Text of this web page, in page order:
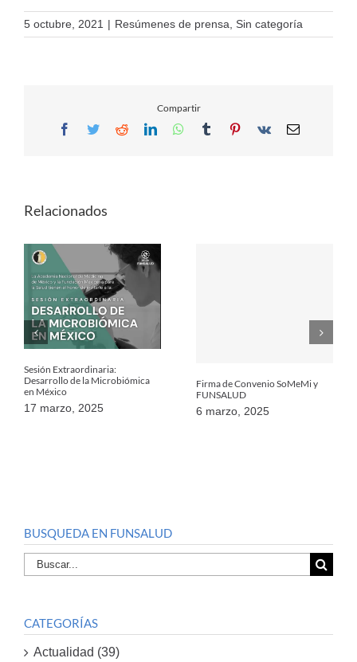
5 octubre, 2021 | Resúmenes de prensa, Sin categoría
Compartir
Facebook
TwitterRedditLinkedInWhatsApp
TumblrPinterest
Vk Email
Relacionados
Sesión Extraordinaria:
Desarrollo de la Microbiómica
en México
17 marzo, 2025
Firma de Convenio SoMeMi y
FUNSALUD
6 marzo, 2025
BUSQUEDA EN FUNSALUD
Buscar
por:
CATEGORÍAS
Actualidad (39)